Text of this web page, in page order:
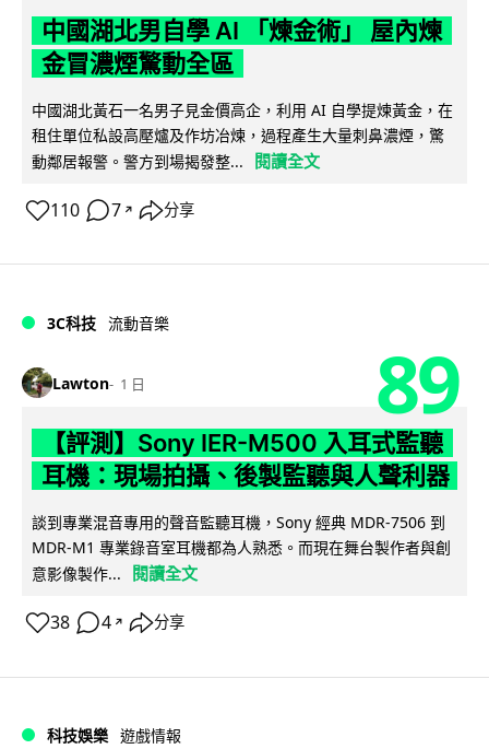
中國湖北男自學 AI 「煉金術」 屋內煉
金冒濃煙驚動全區
中國湖北黃石一名男子見金價高企，利用 AI 自學提煉黃金，在
租住單位私設高壓爐及作坊冶煉，過程產生大量刺鼻濃煙，驚
動鄰居報警。警方到場揭發整...
閱讀全文
110 7 ↗ 分享
3C科技 流動音樂
Lawton 1 日 89
【評測】Sony IER-M500 入耳式監聽
耳機：現場拍攝、後製監聽與人聲利器
談到專業混音專用的聲音監聽耳機，Sony 經典 MDR-7506 到
MDR-M1 專業錄音室耳機都為人熟悉。而現在舞台製作者與創
意影像製作...
閱讀全文
38 4 ↗ 分享
科技娛樂 遊戲情報